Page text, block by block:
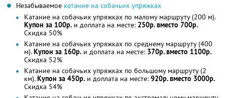
Незабываемое катание на собачьих упряжках
Катание на собачьих упряжках по малому маршруту (200 м).
Купон за 100р. и доплата на месте: 250р. вместо 700р.
Скидка 50%
Катание на собачьих упряжках по среднему маршруту (400
м).Купон за 160р. и доплата на месте: 370р. вместо 1100р.
Скидка 52%
Катание на собачьих упряжках по большому маршруту (2
км).Купон за 450р. и доплата на месте: 920р. вместо 3000р.
Скидка 54%